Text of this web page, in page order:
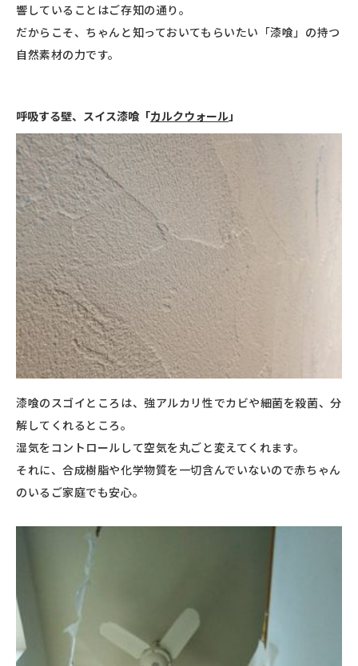
響していることはご存知の通り。
だからこそ、ちゃんと知っておいてもらいたい「漆喰」の持つ
自然素材の力です。
呼吸する壁、スイス漆喰「カルクウォール」
漆喰のスゴイところは、強アルカリ性でカビや細菌を殺菌、分
解してくれるところ。
湿気をコントロールして空気を丸ごと変えてくれます。
それに、合成樹脂や化学物質を一切含んでいないので赤ちゃん
のいるご家庭でも安心。